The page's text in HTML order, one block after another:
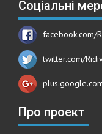
Соціальні
facebook.com/
twitter.com/
Про проект